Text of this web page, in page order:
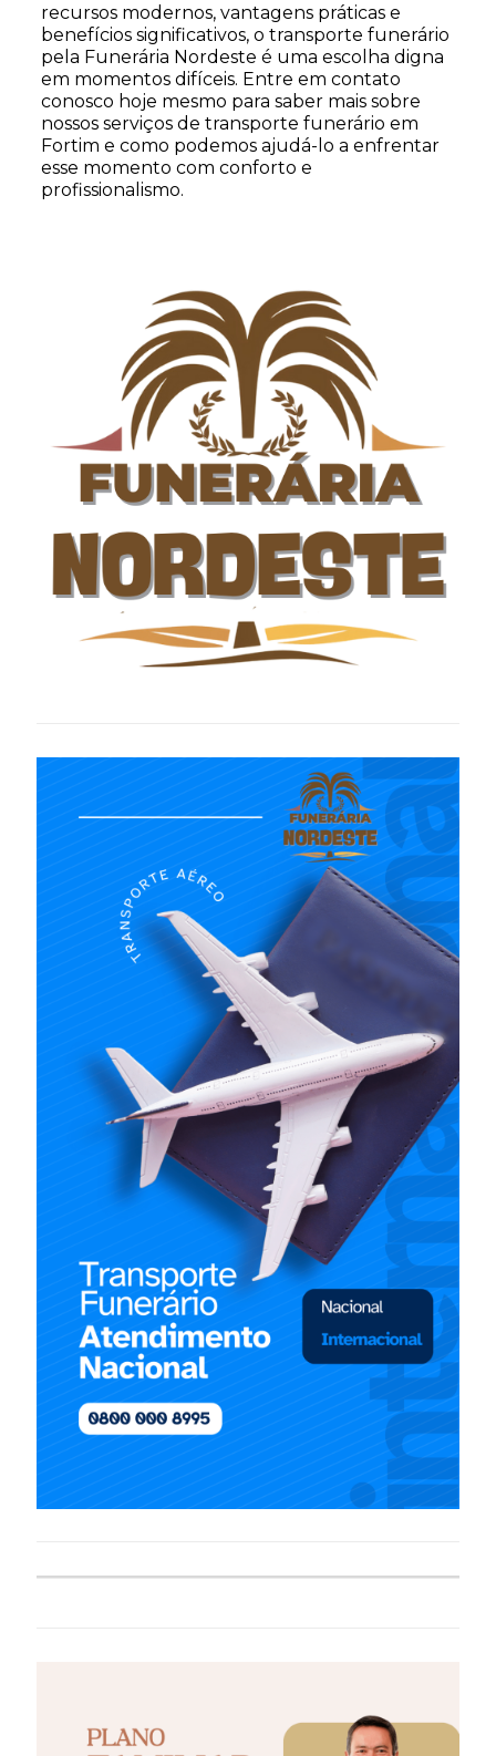
recursos modernos, vantagens práticas e
benefícios significativos, o transporte funerário
pela Funerária Nordeste é uma escolha digna
em momentos difíceis. Entre em contato
conosco hoje mesmo para saber mais sobre
nossos serviços de transporte funerário em
Fortim e como podemos ajudá-lo a enfrentar
esse momento com conforto e
profissionalismo.